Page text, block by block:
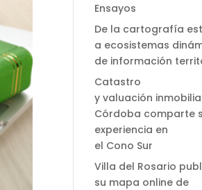
Ensayos
De la cartografía
a ecosistemas
de información
Catastro
y valuación
Córdoba comparte
experiencia en
el Cono Sur
Villa del Rosario
su mapa online de